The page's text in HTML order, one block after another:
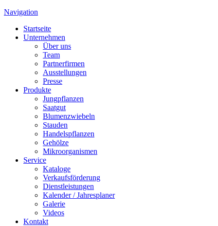
Navigation
Startseite
Unternehmen
Über uns
Team
Partnerfirmen
Ausstellungen
Presse
Produkte
Jungpflanzen
Saatgut
Blumenzwiebeln
Stauden
Handelspflanzen
Gehölze
Mikroorganismen
Service
Kataloge
Verkaufsförderung
Dienstleistungen
Kalender / Jahresplaner
Galerie
Videos
Kontakt